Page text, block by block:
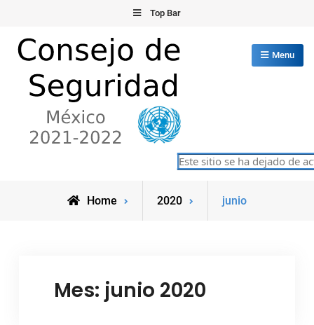
content
Top Bar
Consejo de Seguridad de las
Naciones Unidas
Menu
Este sitio se ha dejado de
Home 2020 junio
Mes: junio 2020